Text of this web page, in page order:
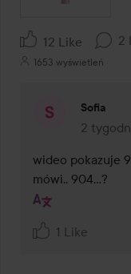
12 Like 2
1653 wyświetleń
Sofia
2
wideo pokazuje
mówi.. 904…?
1 Like